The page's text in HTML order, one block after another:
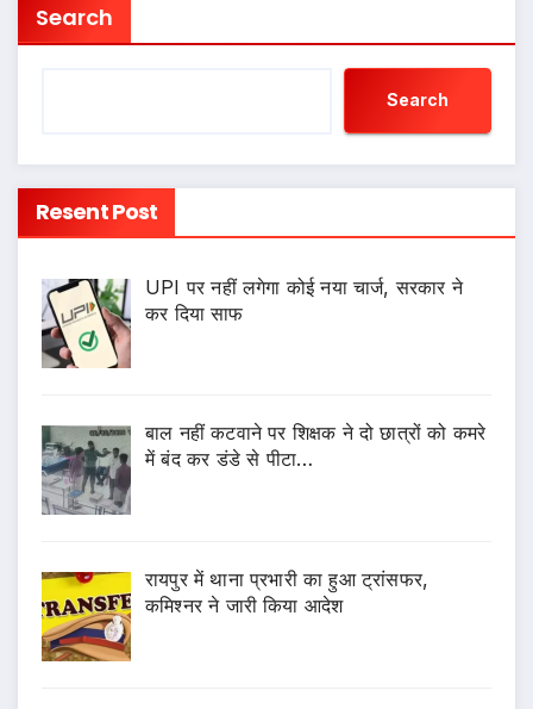
Search
Search
Resent Post
UPI पर नहीं लगेगा कोई नया चार्ज, सरकार ने
कर दिया साफ
बाल नहीं कटवाने पर शिक्षक ने दो छात्रों को कमरे
में बंद कर डंडे से पीटा…
रायपुर में थाना प्रभारी का हुआ ट्रांसफर,
कमिश्नर ने जारी किया आदेश